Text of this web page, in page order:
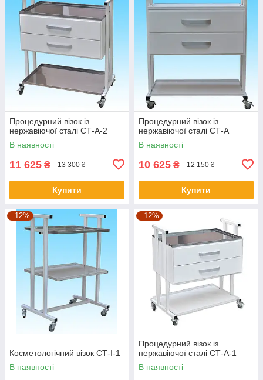
Процедурний візок із
нержавіючої сталі СТ-А-2
В наявності
11 625 ₴ 13 300 ₴
Купити
Процедурний візок із
нержавіючої сталі СТ-А
В наявності
10 625 ₴ 12 150 ₴
Купити
–12%
Косметологічний візок СТ-I-1
В наявності
–12%
Процедурний візок із
нержавіючої сталі СТ-А-1
В наявності